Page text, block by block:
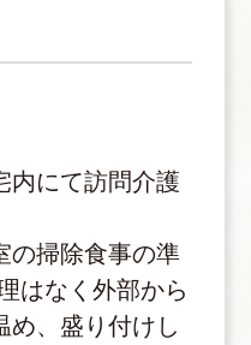
内にて訪問介護
の掃除食事の準
はなく外部から
め、盛り付けし